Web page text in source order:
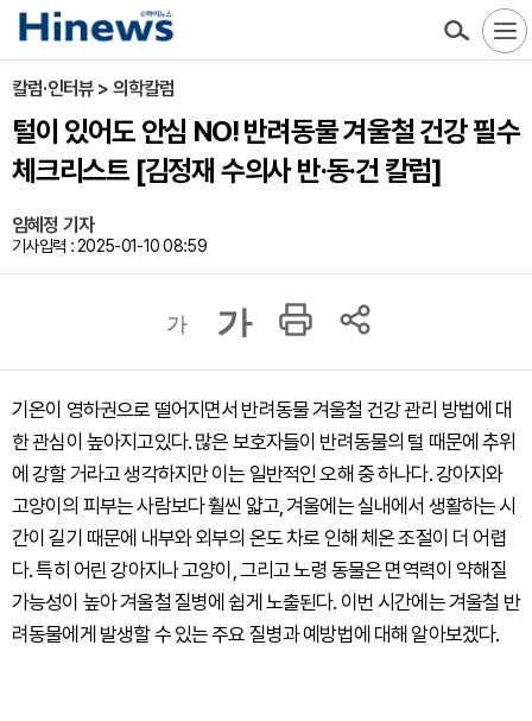
칼럼·인터뷰 > 의학칼럼
털이 있어도 안심 NO! 반려동물 겨울철 건강 필수
체크리스트 [김정재 수의사 반·동·건 칼럼]
임혜정 기자
기사입력 : 2025-01-10 08:59
가 가
기온이 영하권으로 떨어지면서 반려동물 겨울철 건강 관리 방법에 대
한 관심이 높아지고있다. 많은 보호자들이 반려동물의 털 때문에 추위
에 강할 거라고 생각하지만 이는 일반적인 오해 중 하나다. 강아지와
고양이의 피부는 사람보다 훨씬 얇고, 겨울에는 실내에서 생활하는 시
간이 길기 때문에 내부와 외부의 온도 차로 인해 체온 조절이 더 어렵
다. 특히 어린 강아지나 고양이, 그리고 노령 동물은 면역력이 약해질
가능성이 높아 겨울철 질병에 쉽게 노출된다. 이번 시간에는 겨울철 반
려동물에게 발생할 수 있는 주요 질병과 예방법에 대해 알아보겠다.